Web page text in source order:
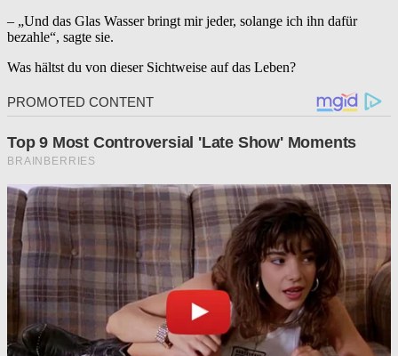
– „Und das Glas Wasser bringt mir jeder, solange ich ihn dafür
bezahle“, sagte sie.
Was hältst du von dieser Sichtweise auf das Leben?